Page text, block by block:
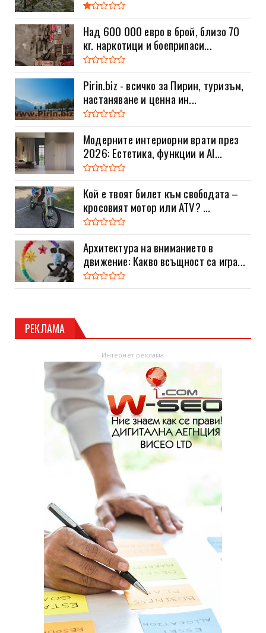
Над 600 000 евро в брой, близо 70
кг. наркотици и боеприпаси...
Pirin.biz - всичко за Пирин, туризъм,
настаняване и ценна ин...
Модерните интериорни врати през
2026: Естетика, функции и AI...
Кой е твоят билет към свободата –
кросовият мотор или ATV? ...
Архитектура на вниманието в
движение: Какво всъщност са игра...
РЕКЛАМА
- Интернет реклама -